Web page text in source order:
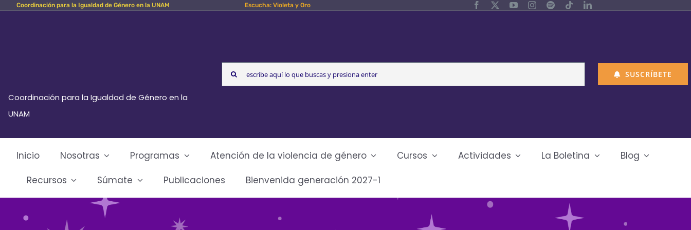
Skip Coordinación para la Igualdad de Género en la UNAM Escucha: Violeta y Oro
Coordinación para la Igualdad de Género en la
UNAM
Search
for:
SUSCRÍBETE
Inicio Nosotras Programas Atención de la violencia de género Cursos Actividades La Boletina
Blog
Recursos
Súmate Publicaciones Bienvenida generación 2027-1